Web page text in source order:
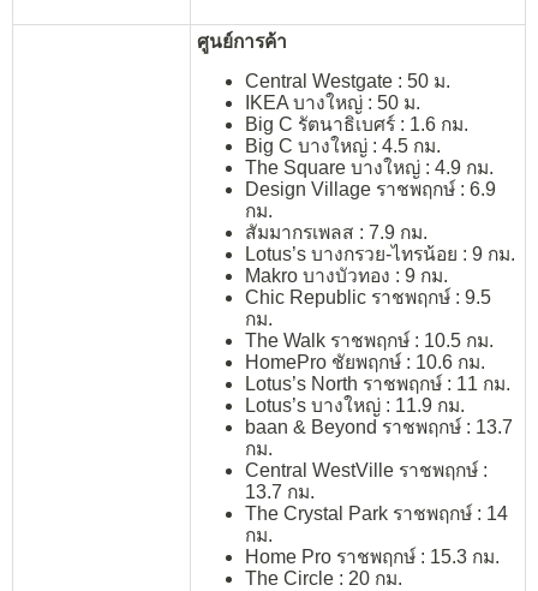
ศูนย์การค้า
Central Westgate : 50 ม.
IKEA บางใหญ่ : 50 ม.
Big C รัตนาธิเบศร์ : 1.6 กม.
Big C บางใหญ่ : 4.5 กม.
The Square บางใหญ่ : 4.9 กม.
Design Village ราชพฤกษ์ : 6.9
กม.
สัมมากรเพลส : 7.9 กม.
Lotus’s บางกรวย-ไทรน้อย : 9 กม.
Makro บางบัวทอง : 9 กม.
Chic Republic ราชพฤกษ์ : 9.5
กม.
The Walk ราชพฤกษ์ : 10.5 กม.
HomePro ชัยพฤกษ์ : 10.6 กม.
Lotus’s North ราชพฤกษ์ : 11 กม.
Lotus’s บางใหญ่ : 11.9 กม.
baan & Beyond ราชพฤกษ์ : 13.7
กม.
Central WestVille ราชพฤกษ์ :
13.7 กม.
The Crystal Park ราชพฤกษ์ : 14
กม.
Home Pro ราชพฤกษ์ : 15.3 กม.
The Circle : 20 กม.